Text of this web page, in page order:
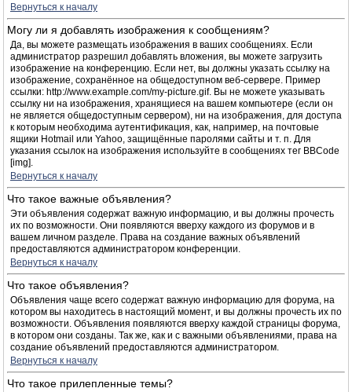
Вернуться к началу
Могу ли я добавлять изображения к сообщениям?
Да, вы можете размещать изображения в ваших сообщениях. Если
администратор разрешил добавлять вложения, вы можете загрузить
изображение на конференцию. Если нет, вы должны указать ссылку на
изображение, сохранённое на общедоступном веб-сервере. Пример
ссылки: http://www.example.com/my-picture.gif. Вы не можете указывать
ссылку ни на изображения, хранящиеся на вашем компьютере (если он
не является общедоступным сервером), ни на изображения, для доступа
к которым необходима аутентификация, как, например, на почтовые
ящики Hotmail или Yahoo, защищённые паролями сайты и т. п. Для
указания ссылок на изображения используйте в сообщениях тег BBCode
[img].
Вернуться к началу
Что такое важные объявления?
Эти объявления содержат важную информацию, и вы должны прочесть
их по возможности. Они появляются вверху каждого из форумов и в
вашем личном разделе. Права на создание важных объявлений
предоставляются администратором конференции.
Вернуться к началу
Что такое объявления?
Объявления чаще всего содержат важную информацию для форума, на
котором вы находитесь в настоящий момент, и вы должны прочесть их по
возможности. Объявления появляются вверху каждой страницы форума,
в котором они созданы. Так же, как и с важными объявлениями, права на
создание объявлений предоставляются администратором.
Вернуться к началу
Что такое прилепленные темы?